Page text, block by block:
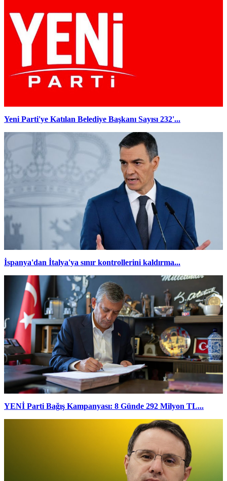
Yeni Parti'ye Katılan Belediye Başkanı Sayısı 232'...
İspanya'dan İtalya'ya sınır kontrollerini kaldırma...
YENİ Parti Bağış Kampanyası: 8 Günde 292 Milyon TL...